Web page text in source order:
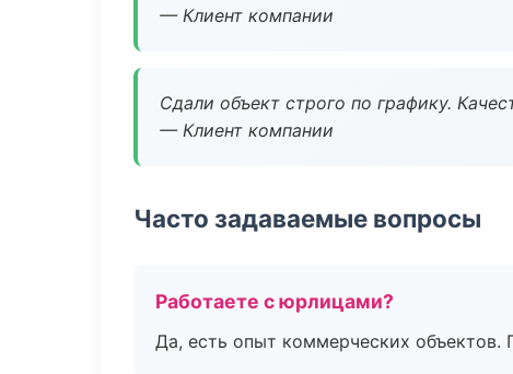
— Клиент компании
Сдали объект строго по графику.
— Клиент компании
Часто задаваемые вопросы
Работаете с юрлицами?
Да, есть опыт коммерческих